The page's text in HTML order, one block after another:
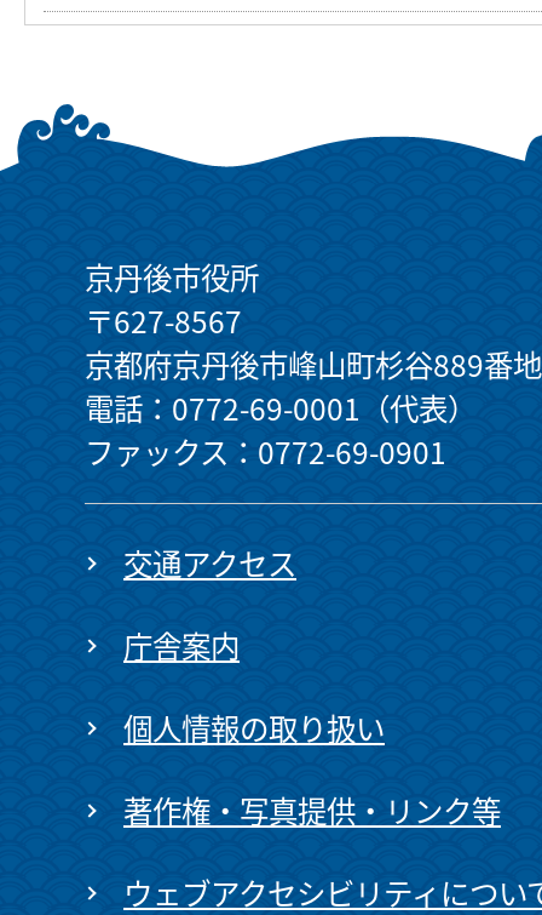
京丹後市役所
〒627-8567
京都府京丹後市峰山町杉谷889番地
電話：0772-69-0001（代表）
ファックス：0772-69-0901
交通アクセス
庁舎案内
個人情報の取り扱い
著作権・写真提供・リンク等
ウェブアクセシビリティについ